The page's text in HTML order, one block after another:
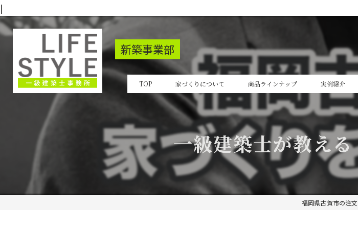
|
新築事業部
TOP 家づくりについて 商品ラインナップ
cocoiro
cocoiro+
実例紹介
一級建築士が教え
福岡県古賀市の注